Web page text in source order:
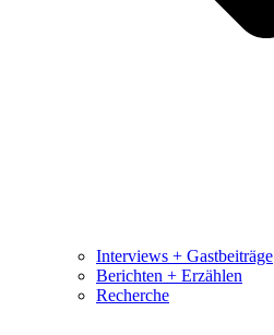
Interviews + Gastbeiträge
Berichten + Erzählen
Recherche